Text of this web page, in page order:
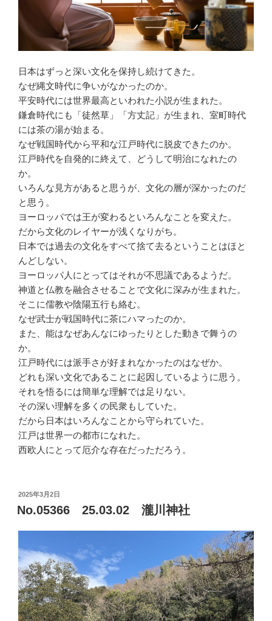
日本はずっと深い文化を保持し続けてきた。
なぜ縄文時代に争いがなかったのか。
平安時代には世界最高といわれた小説が生まれた。
鎌倉時代にも「徒然草」「方丈記」が生まれ、室町時代
には茶の湯が始まる。
なぜ戦国時代から平和な江戸時代に脱皮できたのか。
江戸時代を自発的に終えて、どうして明治になれたの
か。
いろんな見方があると思うが、文化の層が深かったのだ
と思う。
ヨーロッパでは王が変わるといろんなことを変えた。
だから文化のレイヤーが浅くなりがち。
日本では過去の文化をすべて捨て去るということはほと
んどしない。
ヨーロッパ人にとってはそれが不思議であるようだ。
神道と仏教を融合させることで文化に深みが生まれた。
そこに儒教や陰陽五行も絡む。
なぜ武士が戦国時代に茶にハマったのか。
また、能はなぜあんなにゆったりとした動きで舞うの
か。
江戸時代には派手さが好まれなかったのはなぜか。
どれも深い文化であることに起因しているように思う。
それを悟るには簡単な理解では足りない。
その深い理解を多くの民衆もしていた。
だから日本はいろんなことから守られていた。
江戸は世界一の都市になれた。
西欧人にとって厄介な存在だっただろう。
投
稿
日:
2025年3月2日
No.05366 25.03.02 瀧川神社